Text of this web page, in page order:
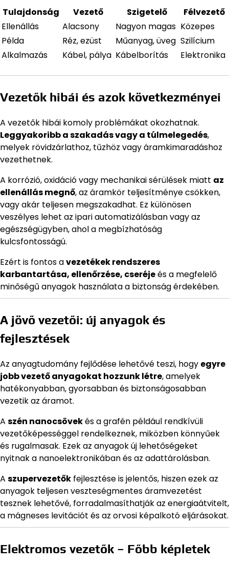
Tulajdonság
Vezető Szigetelő
Félvezető
Ellenállás
Alacsony Nagyon magas Közepes
Példa
Réz, ezüst Műanyag, üveg Szilícium
Alkalmazás
Kábel, pálya Kábelborítás Elektronika
Vezetők hibái és azok következményei
A vezetők hibái komoly problémákat okozhatnak.
Leggyakoribb a szakadás vagy a túlmelegedés,
melyek rövidzárlathoz, tűzhöz vagy áramkimaradáshoz
vezethetnek.
A korrózió, oxidáció vagy mechanikai sérülések miatt az
ellenállás megnő, az áramkör teljesítménye csökken,
vagy akár teljesen megszakadhat. Ez különösen
veszélyes lehet az ipari automatizálásban vagy az
egészségügyben, ahol a megbízhatóság
kulcsfontosságú.
Ezért is fontos avezetékek rendszeres
karbantartása, ellenőrzése, cseréjeés a megfelelő
minőségű anyagok használata a biztonság érdekében.
A jövő vezetői: új anyagok és
fejlesztések
Az anyagtudomány fejlődése lehetővé teszi, hogy egyre
jobb vezető anyagokat hozzunk létre, amelyek
hatékonyabban, gyorsabban és biztonságosabban
vezetik az áramot.
A szén nanocsövekés a grafén például rendkívüli
vezetőképességgel rendelkeznek, miközben könnyűek
és rugalmasak. Ezek az anyagok új lehetőségeket
nyitnak a nanoelektronikában és az adattárolásban.
A szupervezetők fejlesztése is jelentős, hiszen ezek az
anyagok teljesen veszteségmentes áramvezetést
tesznek lehetővé, forradalmasíthatják az energiaátvitelt,
a mágneses levitációt és az orvosi képalkotó eljárásokat.
Elektromos vezetők – Főbb képletek